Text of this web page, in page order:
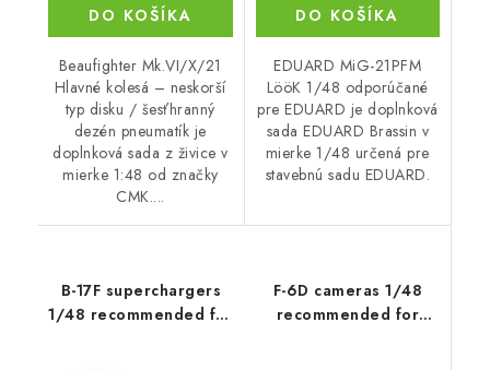
DO KOŠÍKA
Beaufighter Mk.VI/X/21
Hlavné kolesá – neskorší
typ disku / šesťhranný
dezén pneumatík je
doplnková sada z živice v
mierke 1:48 od značky
CMK....
DO KOŠÍKA
EDUARD MiG-21PFM
LööK 1/48 odporúčané
pre EDUARD je doplnková
sada EDUARD Brassin v
mierke 1/48 určená pre
stavebnú sadu EDUARD.
B-17F superchargers
1/48 recommended for
F-6D cameras 1/48
recommended for